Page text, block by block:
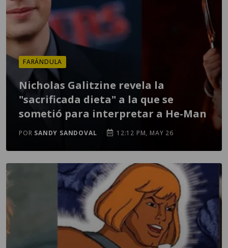
FARÁNDULA
Nicholas Galitzine revela la
"sacrificada dieta" a la que se
sometió para interpretar a He-Man
POR SANDY SANDOVAL 12:12 PM, MAY 26